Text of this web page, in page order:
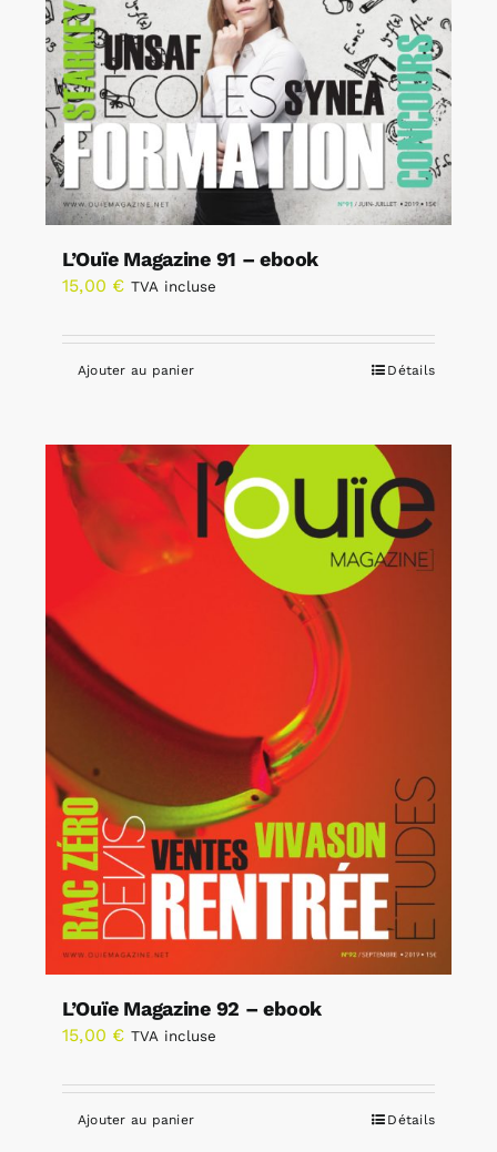
L’Ouïe Magazine 91 – ebook
15,00 € TVA incluse
Ajouter au panier Détails
L’Ouïe Magazine 92 – ebook
15,00 € TVA incluse
Ajouter au panier Détails